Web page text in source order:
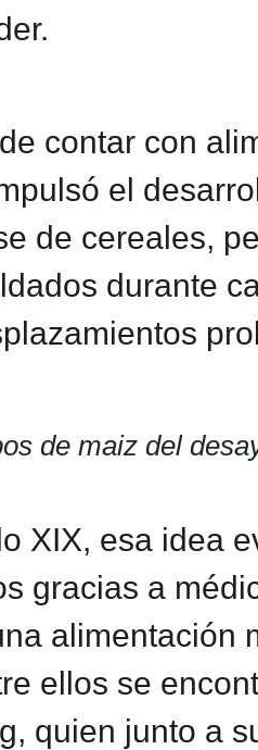
contar con
el
de cereales,
durante
de maiz del
XIX, esa idea
gracias a
alimentación
ellos se
quien junto a